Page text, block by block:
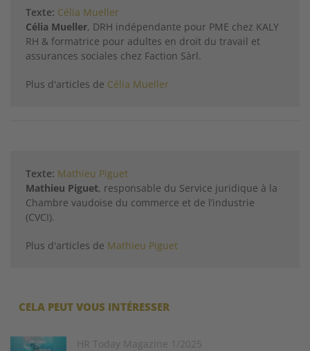
Texte: Célia Mueller
Célia Mueller, DRH indépendante pour PME chez KALY
RH & formatrice pour adultes en droit du travail et
assurances sociales chez Faction Sàrl.
Plus d'articles de Célia Mueller
Texte: Mathieu Piguet
Mathieu Piguet, responsable du Service juridique à la
Chambre vaudoise du commerce et de l’industrie
(CVCI).
Plus d'articles de Mathieu Piguet
CELA PEUT VOUS INTÉRESSER
HR Today Magazine 1/2025
Image